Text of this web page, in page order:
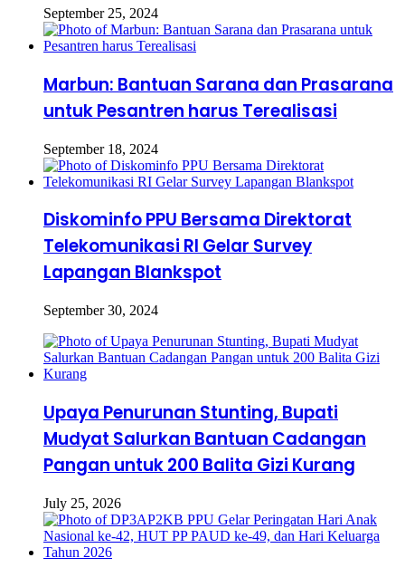
September 25, 2024
Marbun: Bantuan Sarana dan Prasarana
untuk Pesantren harus Terealisasi
September 18, 2024
Diskominfo PPU Bersama Direktorat
Telekomunikasi RI Gelar Survey
Lapangan Blankspot
September 30, 2024
Upaya Penurunan Stunting, Bupati
Mudyat Salurkan Bantuan Cadangan
Pangan untuk 200 Balita Gizi Kurang
July 25, 2026